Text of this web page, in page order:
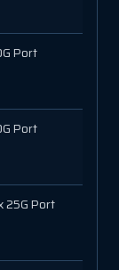
Port
Port
25G Port